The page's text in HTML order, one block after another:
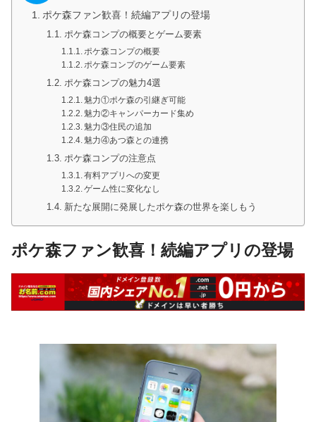
ポケ森ファン歓喜！続編アプリの登場
ポケ森コンプの概要とゲーム要素
ポケ森コンプの概要
ポケ森コンプのゲーム要素
ポケ森コンプの魅力4選
魅力①ポケ森の引継ぎ可能
魅力②キャンパーカード集め
魅力③住民の追加
魅力④あつ森との連携
ポケ森コンプの注意点
有料アプリへの変更
ゲーム性に変化なし
新たな展開に発展したポケ森の世界を楽しもう
ポケ森ファン歓喜！続編アプリの登場